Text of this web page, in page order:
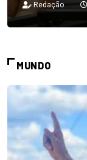
Redação
MUNDO